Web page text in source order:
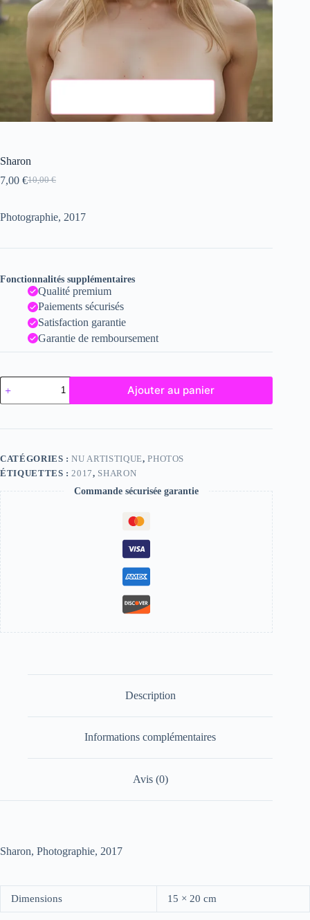
Sharon
10,00€
Le
était :
7,00 €Le
est :
Photographie, 2017
Fonctionnalités supplémentaires
Qualité premium
Paiements sécurisés
Satisfaction garantie
Garantie de remboursement
quantité
de
Sharon
Ajouter au panier
CATÉGORIES :NU ARTISTIQUE,PHOTOS
ÉTIQUETTES : 2017, SHARON
Commande sécurisée garantie
Description
Informations complémentaires
Avis (0)
Sharon, Photographie, 2017
Dimensions 15 × 20 cm